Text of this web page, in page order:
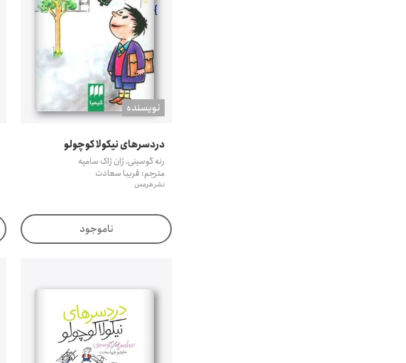
نويسنده
}
دردسرهای نیکولا کوچولو
رنه گوسینی، ژان ژاک سامپه
مترجم: فریبا سعادت
نشر هرمس
ناموجود